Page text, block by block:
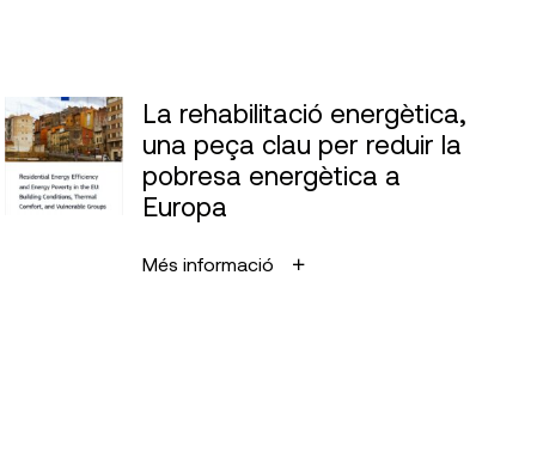
La rehabilitació energètica,
una peça clau per reduir la
pobresa energètica a
Europa
Més informació